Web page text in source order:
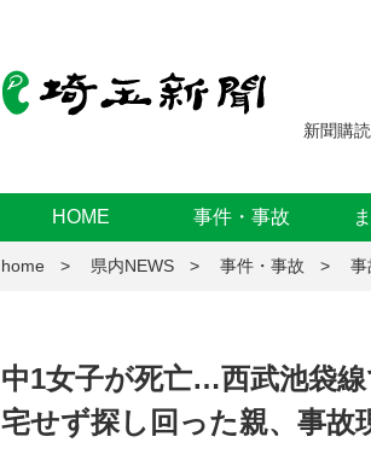
新聞購読
HOME 事件・事故
home 県内NEWS 事件・事故 事
中1女子が死亡…西武池袋
宅せず探し回った親、事故